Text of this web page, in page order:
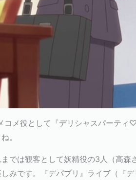
メ役として『デリシャスパーティ
。
では観客として妖精役の3人（高
しみです。『デパプリ』ライブ（